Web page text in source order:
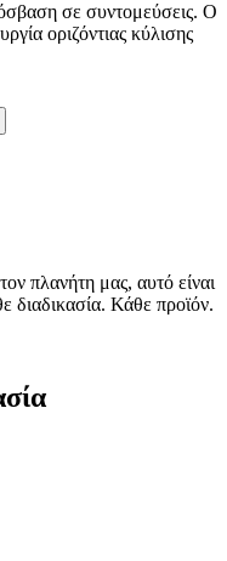
σε συντομεύσεις. Ο
οριζόντιας κύλισης
πλανήτη μας, αυτό είναι
διαδικασία. Κάθε προϊόν.